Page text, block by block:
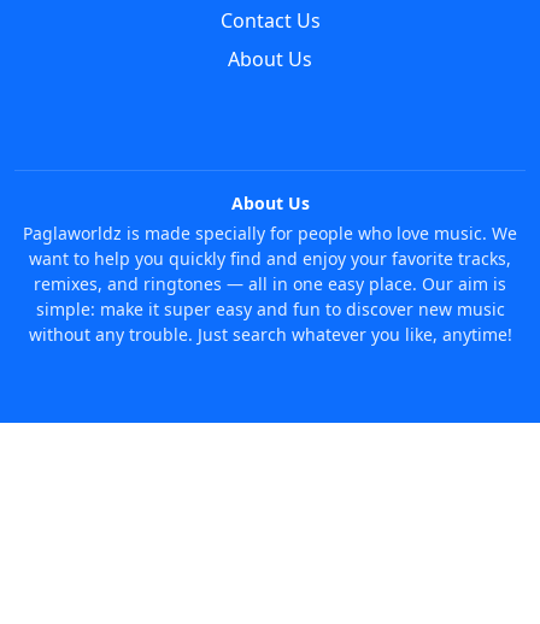
Contact Us
About Us
About Us
Paglaworldz is made specially for people who love music. We
want to help you quickly find and enjoy your favorite tracks,
remixes, and ringtones — all in one easy place. Our aim is
simple: make it super easy and fun to discover new music
without any trouble. Just search whatever you like, anytime!